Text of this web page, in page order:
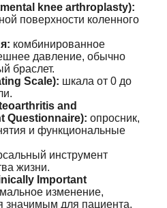
knee arthroplasty):
поверхности коленного
комбинированное
давление, обычно
браслет.
Scale): шкала от 0 до
and
Questionnaire): опросник,
и функциональные
инструмент
жизни.
Important
изменение,
значимым для пациента.